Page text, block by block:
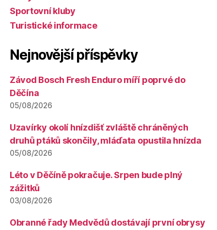
Sportovní kluby
Turistické informace
Nejnovější příspěvky
Závod Bosch Fresh Enduro míří poprvé do
Děčína
05/08/2026
Uzavírky okolí hnízdišť zvláště chráněných
druhů ptáků skončily, mláďata opustila hnízda
05/08/2026
Léto v Děčíně pokračuje. Srpen bude plný
zážitků
03/08/2026
Obranné řady Medvědů dostávají první obrysy